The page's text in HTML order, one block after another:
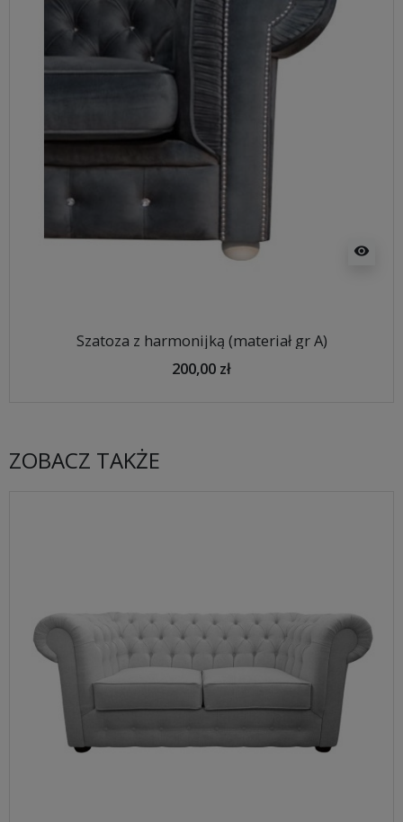
visibility
Szatoza z harmonijką (materiał gr A)
200,00 zł
ZOBACZ TAKŻE